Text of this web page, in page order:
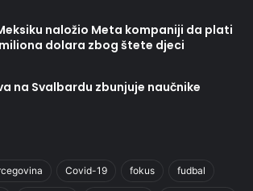
naložio Meta kompaniji da plati
dolara zbog štete djeci
na Svalbardu zbunjuje naučnike
Covid-19 fokus fudbal